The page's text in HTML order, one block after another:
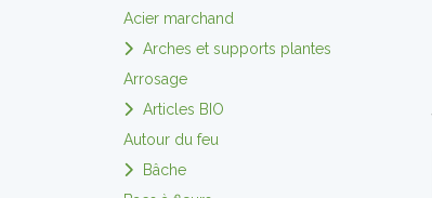
Acier marchand
Arches et supports plantes
Arrosage
Articles BIO
Autour du feu
Bâche